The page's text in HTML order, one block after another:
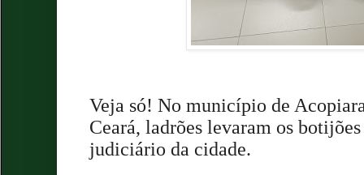
Veja só! No município de
Ceará, ladrões levaram os
judiciário da cidade.